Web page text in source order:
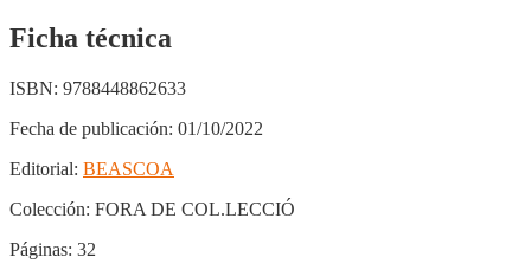
Ficha técnica
ISBN: 9788448862633
Fecha de publicación: 01/10/2022
Editorial: BEASCOA
Colección: FORA DE COL.LECCIÓ
Páginas: 32